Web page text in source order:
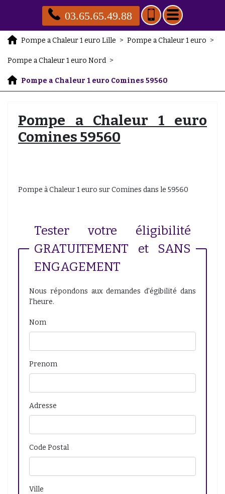
03.65.65.49.88
Pompe a Chaleur 1 euro Lille > Pompe a Chaleur 1 euro >
Pompe a Chaleur 1 euro Nord >
Pompe a Chaleur 1 euro Comines 59560
Pompe a Chaleur 1 euro
Comines 59560
Pompe à Chaleur 1 euro sur Comines dans le 59560
Tester votre éligibilité
GRATUITEMENT et SANS
ENGAGEMENT
Nous répondons aux demandes d'égibilité dans
l'heure.
Nom
Prenom
Adresse
Code Postal
Ville